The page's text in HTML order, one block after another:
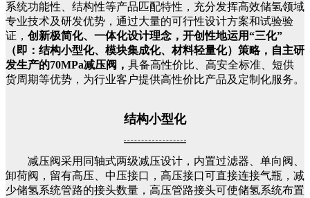
系统功能性、结构性等产品匹配特性，充分发挥高效储氢领域
专业技术及研发优势，通过大量的可行性设计方案和试验验
证， 创新极简化、一体化设计理念，开创性地运用“三化”
（即：结构小型化、模块集成化、材料轻量化）策略， 自主研
发生产的70MPa减压阀， 具备高性价比、高安全标准、短供
货周期等优势，为行业客户提供高性价比产品及定制化服务。
结构小型化
减压阀采用同轴式两级减压设计，内置过滤器、单向阀、
卸荷阀，留有高压、中压接口，高压接口可直接连接气瓶，减
少储氢系统管路的接头数量，高压管路接头可使储氢系统布置